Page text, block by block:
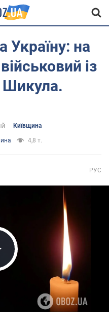
Україну: на
із
Шикула.
Київщина
4,8 т.
РУС
Video